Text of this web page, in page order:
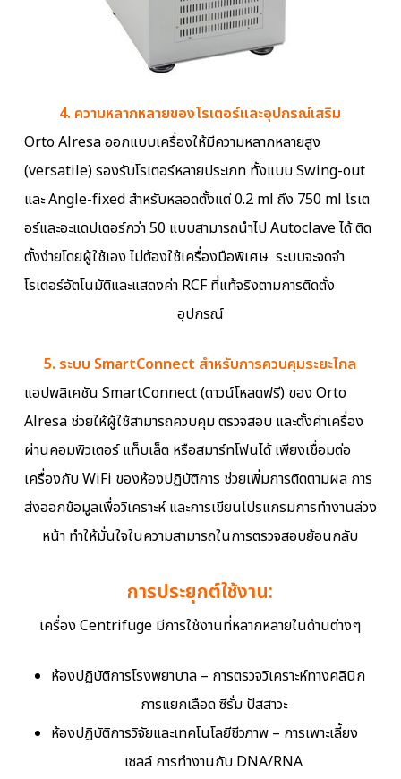
4. ความหลากหลายของโรเตอร์และอุปกรณ์เสริม
Orto Alresa ออกแบบเครื่องให้มีความหลากหลายสูง
(versatile) รองรับโรเตอร์หลายประเภท ทั้งแบบ Swing-out
และ Angle-fixed สำหรับหลอดตั้งแต่ 0.2 ml ถึง 750 ml โรเต
อร์และอะแดปเตอร์กว่า 50 แบบสามารถนำไป Autoclave ได้ ติด
ตั้งง่ายโดยผู้ใช้เอง ไม่ต้องใช้เครื่องมือพิเศษ ระบบจะจดจำ
โรเตอร์อัตโนมัติและแสดงค่า RCF ที่แท้จริงตามการติดตั้ง
อุปกรณ์
5. ระบบ SmartConnect สำหรับการควบคุมระยะไกล
แอปพลิเคชัน SmartConnect (ดาวน์โหลดฟรี) ของ Orto
Alresa ช่วยให้ผู้ใช้สามารถควบคุม ตรวจสอบ และตั้งค่าเครื่อง
ผ่านคอมพิวเตอร์ แท็บเล็ต หรือสมาร์ทโฟนได้ เพียงเชื่อมต่อ
เครื่องกับ WiFi ของห้องปฏิบัติการ ช่วยเพิ่มการติดตามผล การ
ส่งออกข้อมูลเพื่อวิเคราะห์ และการเขียนโปรแกรมการทำงานล่วง
หน้า ทำให้มั่นใจในความสามารถในการตรวจสอบย้อนกลับ
การประยุกต์ใช้งาน:
เครื่อง Centrifuge มีการใช้งานที่หลากหลายในด้านต่างๆ
ห้องปฏิบัติการโรงพยาบาล – การตรวจวิเคราะห์ทางคลินิก
การแยกเลือด ซีรั่ม ปัสสาวะ
ห้องปฏิบัติการวิจัยและเทคโนโลยีชีวภาพ – การเพาะเลี้ยง
เซลล์ การทำงานกับ DNA/RNA